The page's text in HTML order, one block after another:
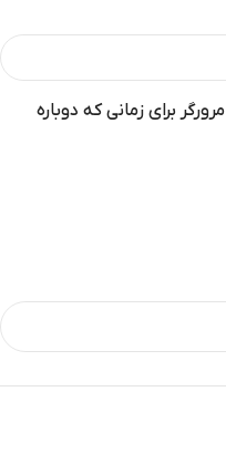
برای زمانی که دوباره